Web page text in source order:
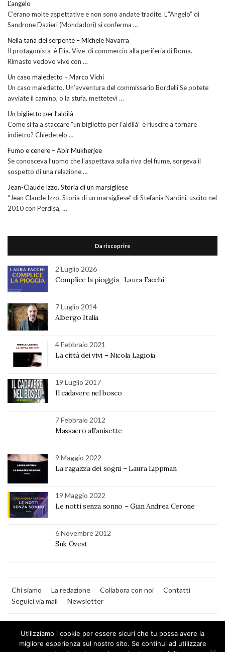
L’angelo
C’erano molte aspettative e non sono andate tradite. L’”Angelo” di
Sandrone Dazieri (Mondadori) si conferma …
Nella tana del serpente – Michele Navarra
Il protagonista è Elia. Vive di commercio alla periferia di Roma.
Rimasto vedovo vive con …
Un caso maledetto – Marco Vichi
Un caso maledetto. Un’avventura del commissario Bordelli Se potete
avviate il camino, o la stufa, mettetevi …
Un biglietto per l’aldilà
Come si fa a staccare “un biglietto per l’aldilà” e riuscire a tornare
indietro? Chiedetelo …
Fumo e cenere – Abir Mukherjee
Se conosceva l’uomo che l’aspettava sulla riva del fiume, sorgeva il
sospetto di una relazione …
Jean-Claude Izzo. Storia di un marsigliese
“Jean Claude Izzo. Storia di un marsigliese” di Stefania Nardini, uscito nel
2010 con Perdisa, …
Da riscoprire
2 Luglio 2026
Complice la pioggia- Laura Facchi
7 Luglio 2014
Albergo Italia
4 Febbraio 2021
La città dei vivi – Nicola Lagioia
19 Luglio 2017
Il cadavere nel bosco
7 Febbraio 2012
Massacro all’anisette
9 Maggio 2022
La ragazza dei sogni – Laura Lippman
19 Maggio 2022
Le notti senza sonno – Gian Andrea Cerone
6 Novembre 2012
Suk Ovest
Chi siamo La redazione Collabora con noi
Contatti
Seguici via mail
Newsletter
Utilizziamo i cookie per essere sicuri che tu possa avere la
migliore esperienza sul nostro sito. Se continui ad utilizzare